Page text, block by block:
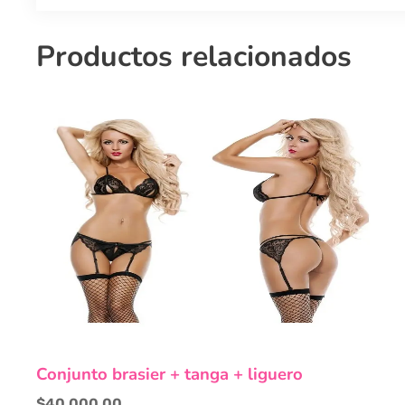
Productos relacionados
producto
tiene
Conjunto brasier + tanga + liguero